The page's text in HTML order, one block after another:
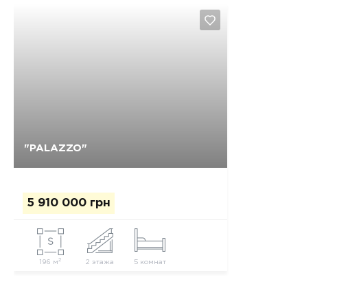
"PALAZZO"
5 910 000 грн
196 м2 2 этажа 5 комнат